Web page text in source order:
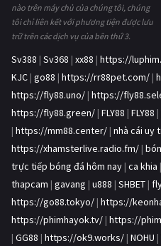
nào trên máy chủ của chúng tôi, chúng
tôi chỉ liên kết với phương tiện được lưu
trữ trên các dịch vụ của bên thứ 3.
Sv388 | Sv368 | xx88 | https://
KJC | go88 | https://rr88pet.com/ |
https://fly88.uno/ | https://
https://fly88.green/ | FLY88 | FLY88 |
| https://mm88.center/ | nhà cái uy
https://xhamsterlive.radio.fm/ |
trực tiếp bóng đá hôm nay | ca khia |
thapcam | gavang | u888 | SHBET |
https://go88.tokyo/ | https://
https://phimhayok.tv/ | https://
| GG88 | https://ok9.works/ | NOHU |